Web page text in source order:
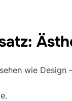
wie Design